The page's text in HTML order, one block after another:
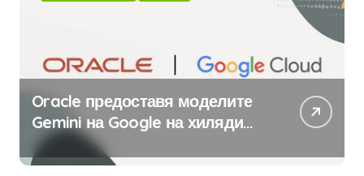
Oracle предоставя моделите
Gemini на Google на хиляди
клиенти на бизнес
приложения